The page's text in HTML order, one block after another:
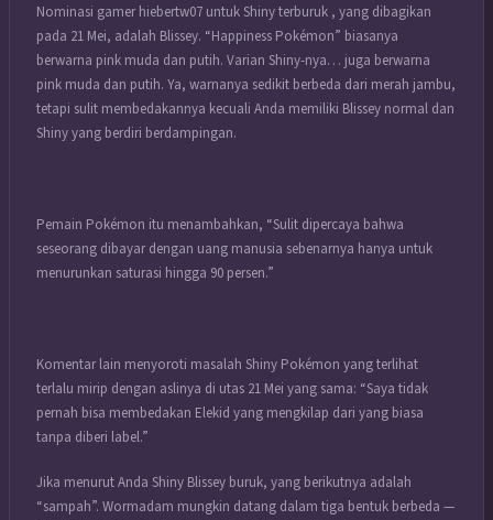
Nominasi gamer hiebertw07 untuk Shiny terburuk , yang dibagikan
pada 21 Mei, adalah Blissey. “Happiness Pokémon” biasanya
berwarna pink muda dan putih. Varian Shiny-nya… juga berwarna
pink muda dan putih. Ya, warnanya sedikit berbeda dari merah jambu,
tetapi sulit membedakannya kecuali Anda memiliki Blissey normal dan
Shiny yang berdiri berdampingan.
Pemain Pokémon itu menambahkan, “Sulit dipercaya bahwa
seseorang dibayar dengan uang manusia sebenarnya hanya untuk
menurunkan saturasi hingga 90 persen.”
Komentar lain menyoroti masalah Shiny Pokémon yang terlihat
terlalu mirip dengan aslinya di utas 21 Mei yang sama: “Saya tidak
pernah bisa membedakan Elekid yang mengkilap dari yang biasa
tanpa diberi label.”
Jika menurut Anda Shiny Blissey buruk, yang berikutnya adalah
“sampah”. Wormadam mungkin datang dalam tiga bentuk berbeda —